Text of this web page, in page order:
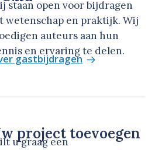
staan open voor bijdragen
wetenschap en praktijk. Wij
auteurs aan hun
en ervaring te delen.
gastbijdragen
project toevoegen
u graag een